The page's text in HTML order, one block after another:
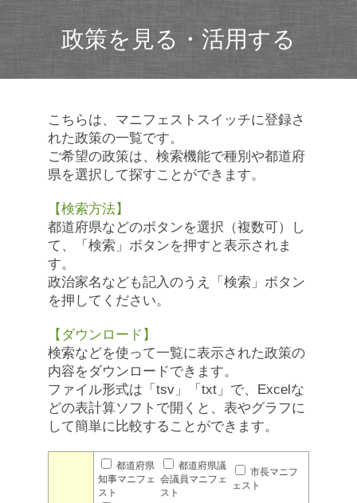
政策を見る・活用する
こちらは、マニフェストスイッチに登録さ
れた政策の一覧です。
ご希望の政策は、検索機能で種別や都道府
県を選択して探すことができます。
【検索方法】
都道府県などのボタンを選択（複数可）し
て、「検索」ボタンを押すと表示されま
す。
政治家名なども記入のうえ「検索」ボタン
を押してください。
【ダウンロード】
検索などを使って一覧に表示された政策の
内容をダウンロードできます。
ファイル形式は「tsv」「txt」で、Excelな
どの表計算ソフトで開くと、表やグラフに
して簡単に比較することができます。
都道府県
知事マニフェ
スト
都道府県議
会議員マニフェ
スト
市長マニフ
ェスト